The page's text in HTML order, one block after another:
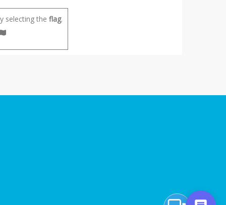
selecting the flag.